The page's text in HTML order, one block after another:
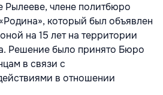
Рылееве, члене политбюро
который был объявлен
на 15 лет на территории
Решение было принято Бюро
в связи с
в отношении